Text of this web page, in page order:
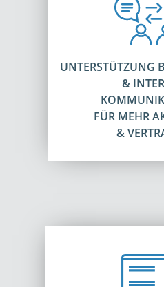
UNTERSTÜTZUNG
&
FÜR MEHR
&